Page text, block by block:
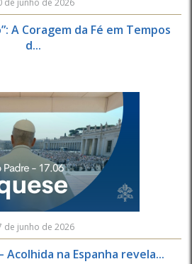
de junho de 2026
A Coragem da Fé em Tempos
d...
de junho de 2026
Acolhida na Espanha revela...